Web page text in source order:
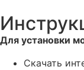
Для установки
Скачать